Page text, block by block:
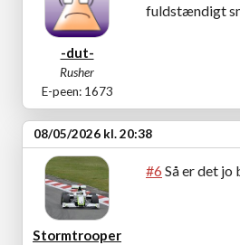
-dut-
Rusher
E-peen: 1673
fuldstændigt
08/05/2026 kl. 20:38
Stormtrooper
#6 Så er det jo